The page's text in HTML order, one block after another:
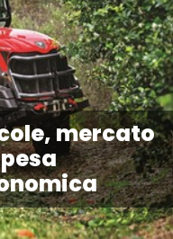
mercato